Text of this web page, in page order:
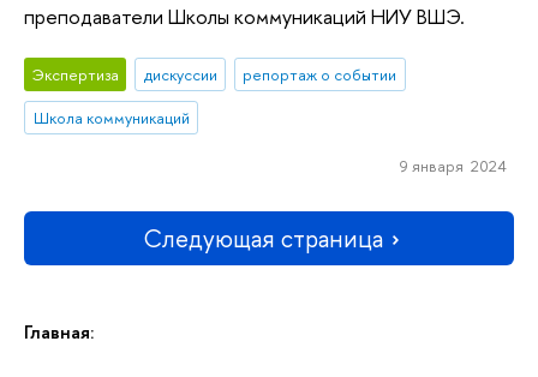
Главная:
преподаватели Школы коммуникаций НИУ ВШЭ.
Экспертиза дискуссии
репортаж о событии
Школа коммуникаций
9 января 2024
Следующая страница